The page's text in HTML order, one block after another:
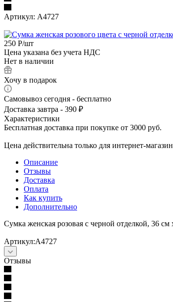
Артикул: А4727
250 Р/шт
Цена указана без учета НДС
Нет в наличии
Хочу в подарок
Самовывоз сегодня - бесплатно
Доставка завтра - 390 ₽
Характеристики
Бесплатная доставка при покупке от 3000 руб.
Цена действительна только для интернет-
Описание
Отзывы
Доставка
Оплата
Как купить
Дополнительно
Сумка женская розовая с черной отделкой, 36 см
Артикул:А4727
Отзывы